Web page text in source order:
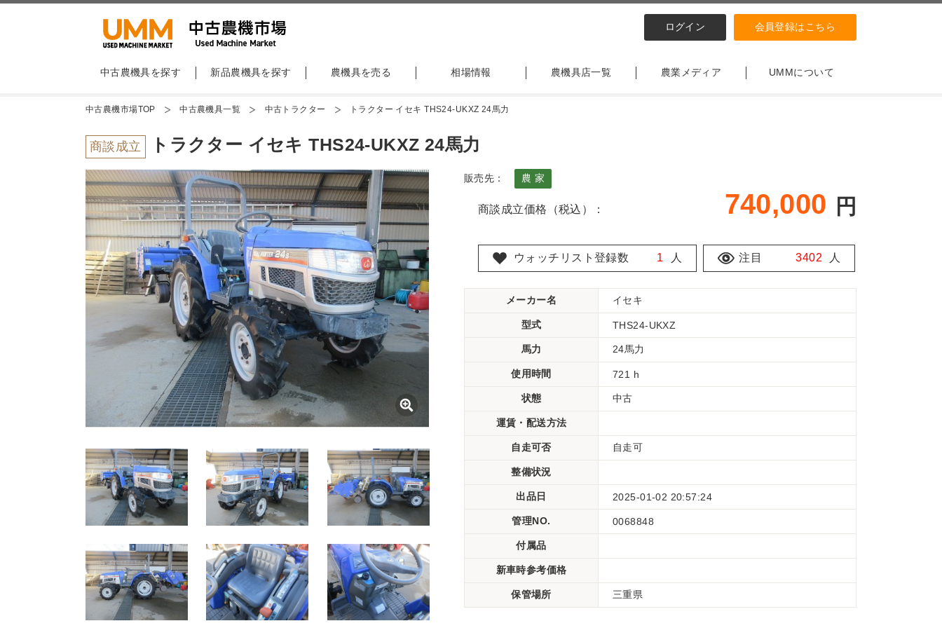
ログイン 会員登録はこちら
中古農機具を探す 新品農機具を探す 農機具を売る 相場情報 農機具店一覧 農業メディア UMMについて
中古農機市場TOP 中古農機具一覧 中古トラクター トラクター イセキ THS24-UKXZ 24馬力
商談成立 トラクター イセキ THS24-UKXZ 24馬力
販売先： 農 家
商談成立価格（税込）： 740,000 円
ウォッチリスト登録数 1 人 注目 3402 人
メーカー名 イセキ
型式 THS24-UKXZ
馬力 24馬力
使用時間 721 h
状態 中古
運賃・配送方法
自走可否 自走可
整備状況
出品日 2025-01-02 20:57:24
管理NO. 0068848
付属品
新車時参考価格
保管場所 三重県